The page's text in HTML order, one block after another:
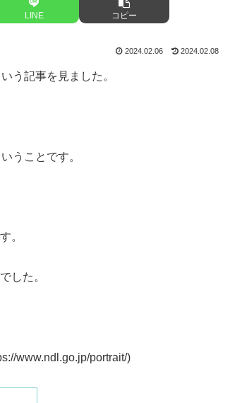
LINE コピー
2024.02.06 2024.02.08
いう記事を見ました。
うことです。
。
した。
www.ndl.go.jp/portrait/)